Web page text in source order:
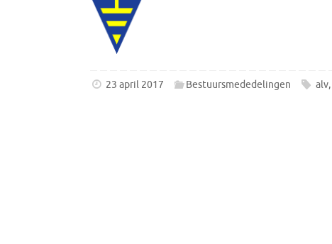
23 april 2017 Bestuursmededelingen alv,